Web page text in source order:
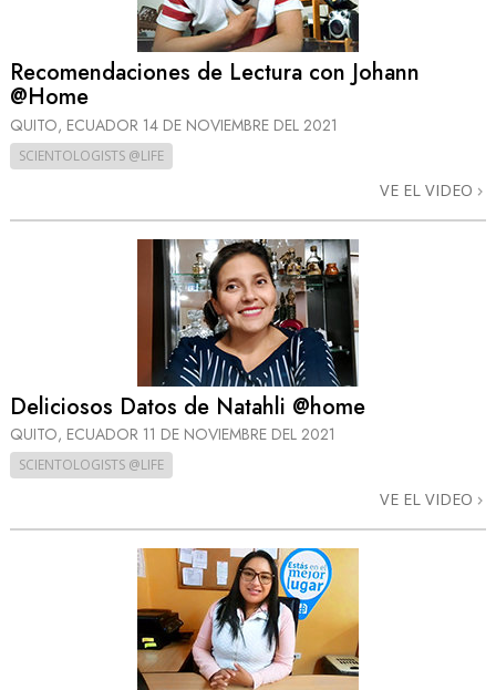
Recomendaciones de Lectura con Johann
@Home
QUITO, ECUADOR 14 DE NOVIEMBRE DEL 2021
SCIENTOLOGISTS @LIFE
VE EL VIDEO
Deliciosos Datos de Natahli @home
QUITO, ECUADOR 11 DE NOVIEMBRE DEL 2021
SCIENTOLOGISTS @LIFE
VE EL VIDEO